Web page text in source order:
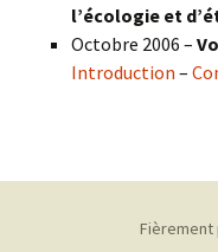
l’écologie et
Octobre 2006 –
Introduction –
Fièrement